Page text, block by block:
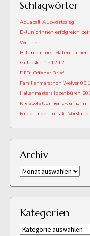
Schlagwörter
Aquaball Auswärtssieg
B-Juniorinnen erfolgreich
Werther
B-Juniorinnen Hallenturnier
Gütersloh 15.12.12.
DFB: Offener Brief
Familienmarathon Welver
Hallenmasters Ibbenbüren
Kreispokalturnier B-
Rückrundenauftakt Vorstand
Archiv
Archiv
Kategorien
Kategorien